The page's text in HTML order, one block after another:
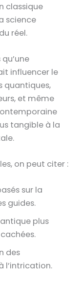
classique
science
réel.
influencer le
quantiques,
et même
tangible à la
on peut citer :
sur la
guides.
plus
des
l’intrication.